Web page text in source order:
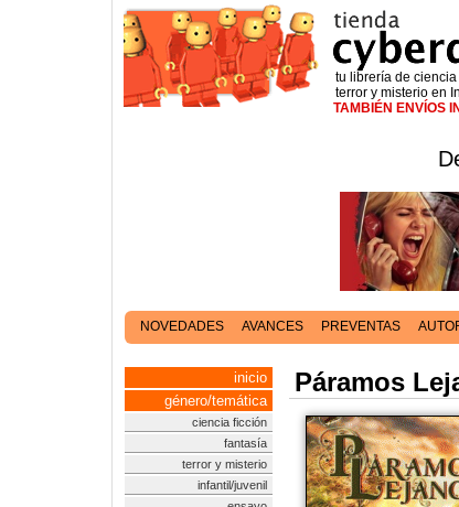
tu librería de
terror y misterio en
TAMBIÉN ENVÍOS
NOVEDADES AVANCES PREVENTAS
inicio
género/temática
ciencia ficción
fantasía
terror y misterio
infantil/juvenil
Páramos